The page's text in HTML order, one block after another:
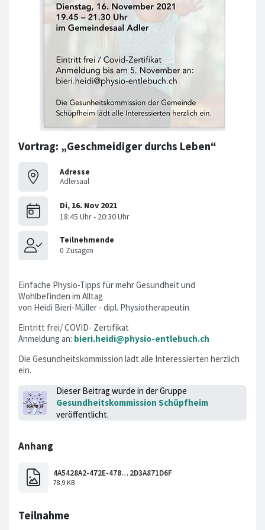
Vortrag: „Geschmeidiger durchs Leben“
Adresse
Adlersaal
Einfache Physio-Tipps für mehr Gesundheit und
Wohlbefinden im Alltag
von Heidi Bieri-Müller - dipl. Physiotherapeutin
Eintritt frei/ COVID- Zertifikat
Anmeldung an: bieri.heidi@physio-entlebuch.ch
Die Gesundheitskommission lädt alle Interessierten herzlich
ein.
Dieser Beitrag wurde in der Gruppe
Gesundheitskommission Schüpfheim
veröffentlicht.